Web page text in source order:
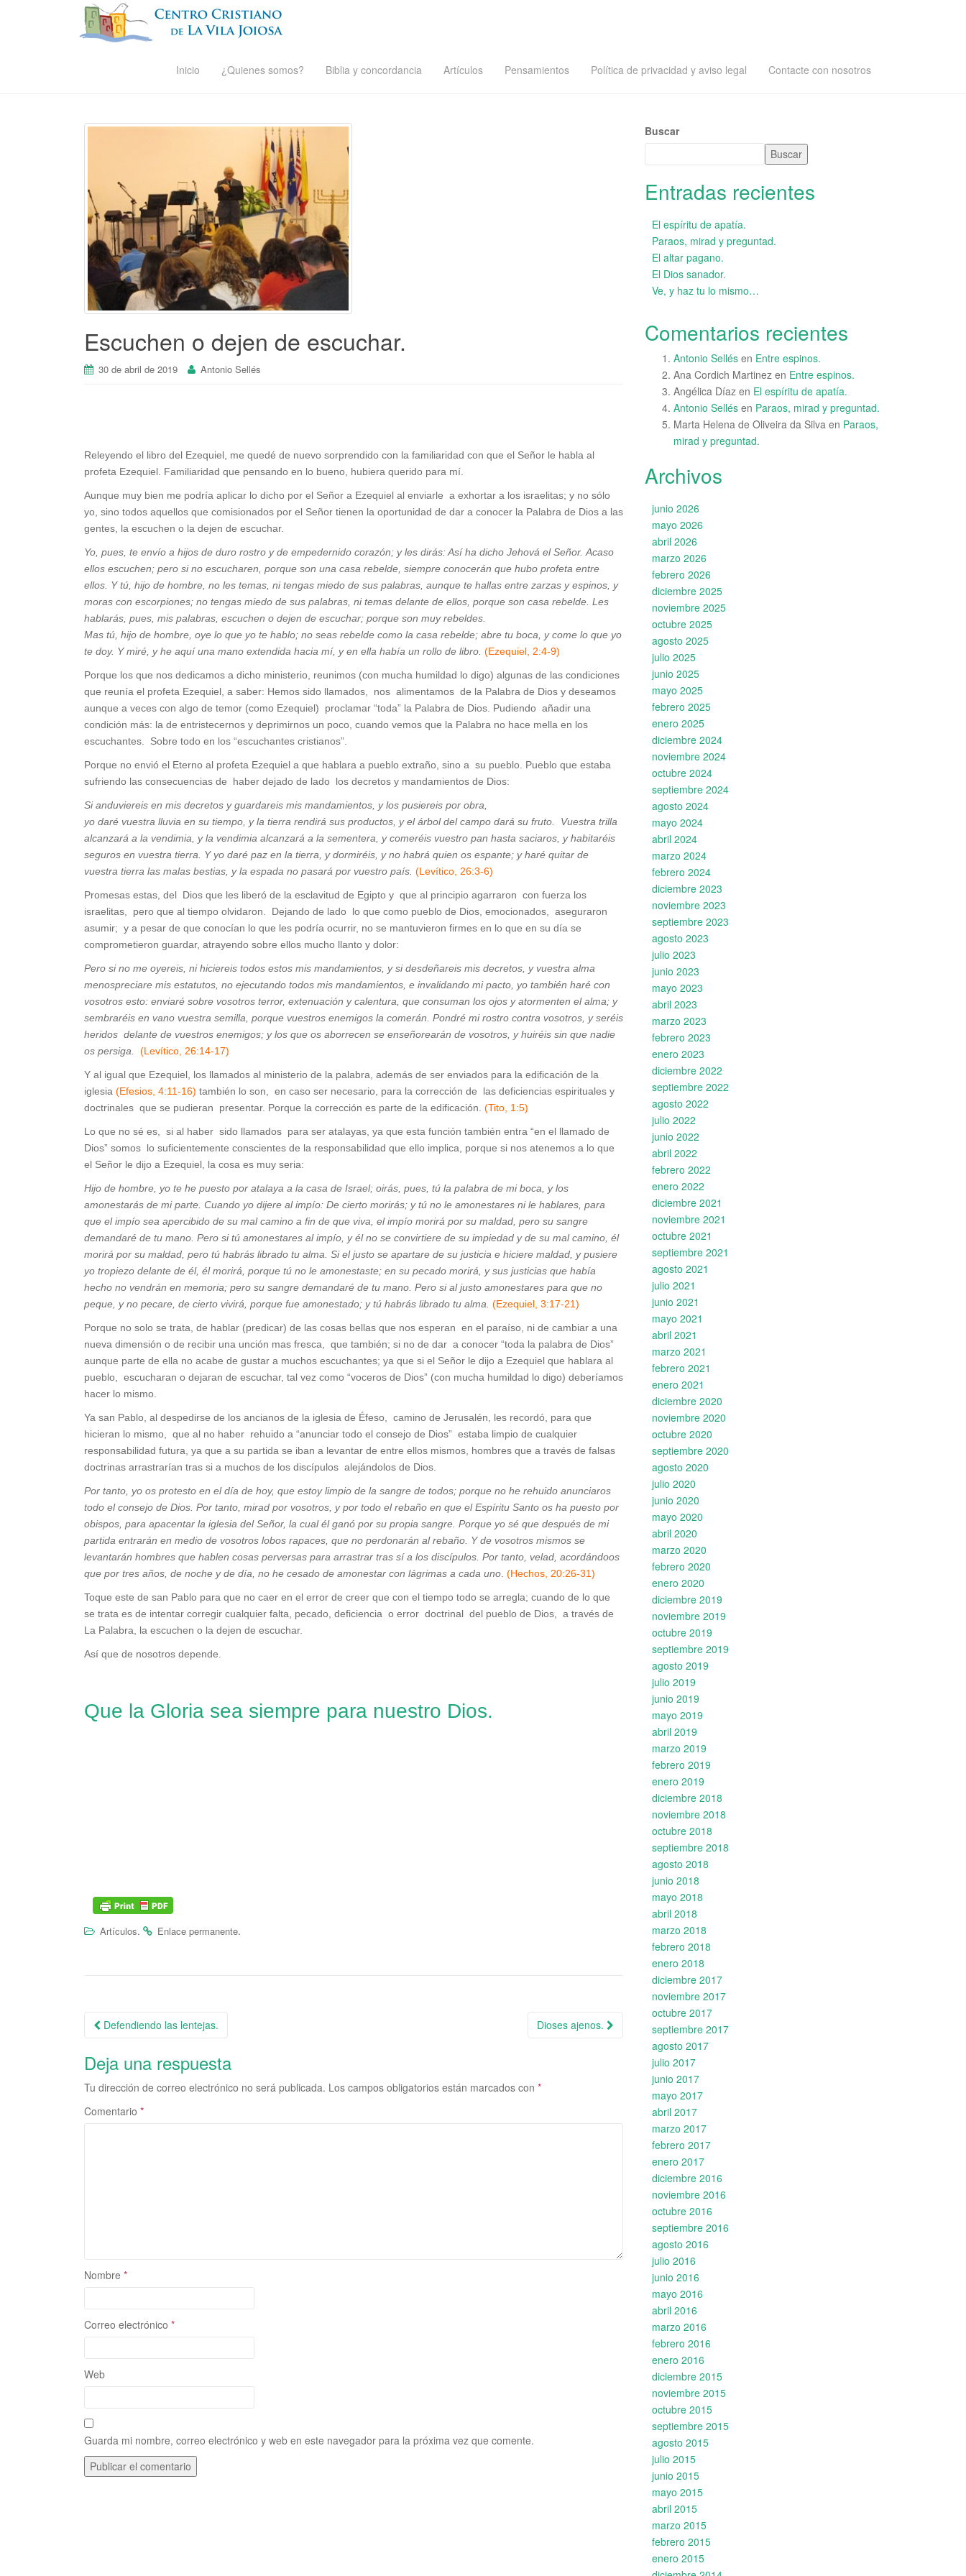
Inicio ¿Quienes somos? Biblia y concordancia Artículos Pensamientos Política de privacidad y aviso legal Contacte con nosotros
Escuchen o dejen de escuchar.
30 de abril de 2019 Antonio Sellés
Releyendo el libro del Ezequiel, me quedé de nuevo sorprendido con la familiaridad con que el Señor le habla al
profeta Ezequiel. Familiaridad que pensando en lo bueno, hubiera querido para mí.
Aunque muy bien me podría aplicar lo dicho por el Señor a Ezequiel al enviarle a exhortar a los israelitas; y no sólo
yo, sino todos aquellos que comisionados por el Señor tienen la oportunidad de dar a conocer la Palabra de Dios a las
gentes, la escuchen o la dejen de escuchar.
Yo, pues, te envío a hijos de duro rostro y de empedernido corazón; y les dirás: Así ha dicho Jehová el Señor. Acaso
ellos escuchen; pero si no escucharen, porque son una casa rebelde, siempre conocerán que hubo profeta entre
ellos. Y tú, hijo de hombre, no les temas, ni tengas miedo de sus palabras, aunque te hallas entre zarzas y espinos, y
moras con escorpiones; no tengas miedo de sus palabras, ni temas delante de ellos, porque son casa rebelde. Les
hablarás, pues, mis palabras, escuchen o dejen de escuchar; porque son muy rebeldes.
Mas tú, hijo de hombre, oye lo que yo te hablo; no seas rebelde como la casa rebelde; abre tu boca, y come lo que yo
te doy. Y miré, y he aquí una mano extendida hacia mí, y en ella había un rollo de libro. (Ezequiel, 2:4-9)
Porque los que nos dedicamos a dicho ministerio, reunimos (con mucha humildad lo digo) algunas de las condiciones
que reunía el profeta Ezequiel, a saber: Hemos sido llamados, nos alimentamos de la Palabra de Dios y deseamos
aunque a veces con algo de temor (como Ezequiel) proclamar “toda” la Palabra de Dios. Pudiendo añadir una
condición más: la de entristecernos y deprimirnos un poco, cuando vemos que la Palabra no hace mella en los
escuchantes. Sobre todo en los “escuchantes cristianos”.
Porque no envió el Eterno al profeta Ezequiel a que hablara a pueblo extraño, sino a su pueblo. Pueblo que estaba
sufriendo las consecuencias de haber dejado de lado los decretos y mandamientos de Dios:
Si anduviereis en mis decretos y guardareis mis mandamientos, y los pusiereis por obra,
yo daré vuestra lluvia en su tiempo, y la tierra rendirá sus productos, y el árbol del campo dará su fruto. Vuestra trilla
alcanzará a la vendimia, y la vendimia alcanzará a la sementera, y comeréis vuestro pan hasta saciaros, y habitaréis
seguros en vuestra tierra. Y yo daré paz en la tierra, y dormiréis, y no habrá quien os espante; y haré quitar de
vuestra tierra las malas bestias, y la espada no pasará por vuestro país. (Levítico, 26:3-6)
Promesas estas, del Dios que les liberó de la esclavitud de Egipto y que al principio agarraron con fuerza los
israelitas, pero que al tiempo olvidaron. Dejando de lado lo que como pueblo de Dios, emocionados, aseguraron
asumir; y a pesar de que conocían lo que les podría ocurrir, no se mantuvieron firmes en lo que en su día se
comprometieron guardar, atrayendo sobre ellos mucho llanto y dolor:
Pero si no me oyereis, ni hiciereis todos estos mis mandamientos, y si desdeñareis mis decretos, y vuestra alma
menospreciare mis estatutos, no ejecutando todos mis mandamientos, e invalidando mi pacto, yo también haré con
vosotros esto: enviaré sobre vosotros terror, extenuación y calentura, que consuman los ojos y atormenten el alma; y
sembraréis en vano vuestra semilla, porque vuestros enemigos la comerán Pondré mi rostro contra vosotros, y seréis
heridos delante de vuestros enemigos; y los que os aborrecen se enseñorearán de vosotros, y huiréis sin que nadie
os persiga.
(Levítico, 26:14-17)
Y al igual que Ezequiel, los llamados al ministerio de la palabra, además de ser enviados para la edificación de la
iglesia (Efesios, 4:11-16) también lo son, en caso ser necesario, para la corrección de las deficiencias espirituales y
doctrinales que se pudieran presentar. Porque la corrección es parte de la edificación. (Tito, 1:5)
Lo que no sé es, si al haber sido llamados para ser atalayas, ya que esta función también entra “en el llamado de
Dios” somos lo suficientemente conscientes de la responsabilidad que ello implica, porque si nos atenemos a lo que
el Señor le dijo a Ezequiel, la cosa es muy seria:
Hijo de hombre, yo te he puesto por atalaya a la casa de Israel; oirás, pues, tú la palabra de mi boca, y los
amonestarás de mi parte. Cuando yo dijere al impío: De cierto morirás; y tú no le amonestares ni le hablares, para
que el impío sea apercibido de su mal camino a fin de que viva, el impío morirá por su maldad, pero su sangre
demandaré de tu mano. Pero si tú amonestares al impío, y él no se convirtiere de su impiedad y de su mal camino, él
morirá por su maldad, pero tú habrás librado tu alma. Si el justo se apartare de su justicia e hiciere maldad, y pusiere
yo tropiezo delante de él, él morirá, porque tú no le amonestaste; en su pecado morirá, y sus justicias que había
hecho no vendrán en memoria; pero su sangre demandaré de tu mano. Pero si al justo amonestares para que no
peque, y no pecare, de cierto vivirá, porque fue amonestado; y tú habrás librado tu alma. (Ezequiel, 3:17-21)
Porque no solo se trata, de hablar (predicar) de las cosas bellas que nos esperan en el paraíso, ni de cambiar a una
nueva dimensión o de recibir una unción mas fresca, que también; si no de dar a conocer “toda la palabra de Dios”
aunque parte de ella no acabe de gustar a muchos escuchantes; ya que si el Señor le dijo a Ezequiel que hablara al
pueblo, escucharan o dejaran de escuchar, tal vez como “voceros de Dios” (con mucha humildad lo digo) deberíamos
hacer lo mismo.
Ya san Pablo, al despedirse de los ancianos de la iglesia de Éfeso, camino de Jerusalén, les recordó, para que
hicieran lo mismo, que al no haber rehuido a “anunciar todo el consejo de Dios” estaba limpio de cualquier
responsabilidad futura, ya que a su partida se iban a levantar de entre ellos mismos, hombres que a través de falsas
doctrinas arrastrarían tras si a muchos de los discípulos alejándolos de Dios.
Por tanto, yo os protesto en el día de hoy, que estoy limpio de la sangre de todos; porque no he rehuido anunciaros
todo el consejo de Dios. Por tanto, mirad por vosotros, y por todo el rebaño en que el Espíritu Santo os ha puesto por
obispos, para apacentar la iglesia del Señor, la cual él ganó por su propia sangre. Porque yo sé que después de mi
partida entrarán en medio de vosotros lobos rapaces, que no perdonarán al rebaño. Y de vosotros mismos se
levantarán hombres que hablen cosas perversas para arrastrar tras sí a los discípulos. Por tanto, velad, acordándoos
que por tres años, de noche y de día, no he cesado de amonestar con lágrimas a cada uno (Hechos, 20:26-31)
Toque este de san Pablo para que no caer en el error de creer que con el tiempo todo se arregla; cuando de lo que
se trata es de intentar corregir cualquier falta, pecado, deficiencia o error doctrinal del pueblo de Dios, a través de
La Palabra, la escuchen o la dejen de escuchar.
Así que de nosotros depende.
Que la Gloria sea siempre para nuestro Dios.
Artículos. Enlace permanente.
Navegación de la entrada
Defendiendo las lentejas. Dioses ajenos.
Deja una respuesta
Tu dirección de correo electrónico no será publicada. Los campos obligatorios están marcados con *
Comentario *
Nombre *
Correo electrónico *
Web
Guarda mi nombre, correo electrónico y web en este navegador para la próxima vez que comente.
Buscar
Buscar
Entradas recientes
El espíritu de apatía.
Paraos, mirad y preguntad.
El altar pagano.
El Dios sanador.
Ve, y haz tu lo mismo…
Comentarios recientes
Antonio Sellés en Entre espinos.
Ana Cordich Martinez en Entre espinos.
Angélica Díaz en El espíritu de apatía.
Antonio Sellés en Paraos, mirad y preguntad.
Marta Helena de Oliveira da Silva en Paraos,
mirad y preguntad.
Archivos
junio 2026
mayo 2026
abril 2026
marzo 2026
febrero 2026
diciembre 2025
noviembre 2025
octubre 2025
agosto 2025
julio 2025
junio 2025
mayo 2025
febrero 2025
enero 2025
diciembre 2024
noviembre 2024
octubre 2024
septiembre 2024
agosto 2024
mayo 2024
abril 2024
marzo 2024
febrero 2024
diciembre 2023
noviembre 2023
septiembre 2023
agosto 2023
julio 2023
junio 2023
mayo 2023
abril 2023
marzo 2023
febrero 2023
enero 2023
diciembre 2022
septiembre 2022
agosto 2022
julio 2022
junio 2022
abril 2022
febrero 2022
enero 2022
diciembre 2021
noviembre 2021
octubre 2021
septiembre 2021
agosto 2021
julio 2021
junio 2021
mayo 2021
abril 2021
marzo 2021
febrero 2021
enero 2021
diciembre 2020
noviembre 2020
octubre 2020
septiembre 2020
agosto 2020
julio 2020
junio 2020
mayo 2020
abril 2020
marzo 2020
febrero 2020
enero 2020
diciembre 2019
noviembre 2019
octubre 2019
septiembre 2019
agosto 2019
julio 2019
junio 2019
mayo 2019
abril 2019
marzo 2019
febrero 2019
enero 2019
diciembre 2018
noviembre 2018
octubre 2018
septiembre 2018
agosto 2018
junio 2018
mayo 2018
abril 2018
marzo 2018
febrero 2018
enero 2018
diciembre 2017
noviembre 2017
octubre 2017
septiembre 2017
agosto 2017
julio 2017
junio 2017
mayo 2017
abril 2017
marzo 2017
febrero 2017
enero 2017
diciembre 2016
noviembre 2016
octubre 2016
septiembre 2016
agosto 2016
julio 2016
junio 2016
mayo 2016
abril 2016
marzo 2016
febrero 2016
enero 2016
diciembre 2015
noviembre 2015
octubre 2015
septiembre 2015
agosto 2015
julio 2015
junio 2015
mayo 2015
abril 2015
marzo 2015
febrero 2015
enero 2015